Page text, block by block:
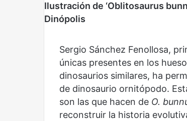
Ilustración de ‘Oblitosaurus
Dinópolis
Sergio Sánchez Fenollosa,
únicas presentes en los
dinosaurios similares, ha
de dinosaurio ornitópodo.
son las que hacen de O.
reconstruir la historia
Nueva
droga